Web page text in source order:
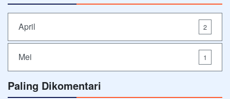
April 2
Mei 1
Paling Dikomentari